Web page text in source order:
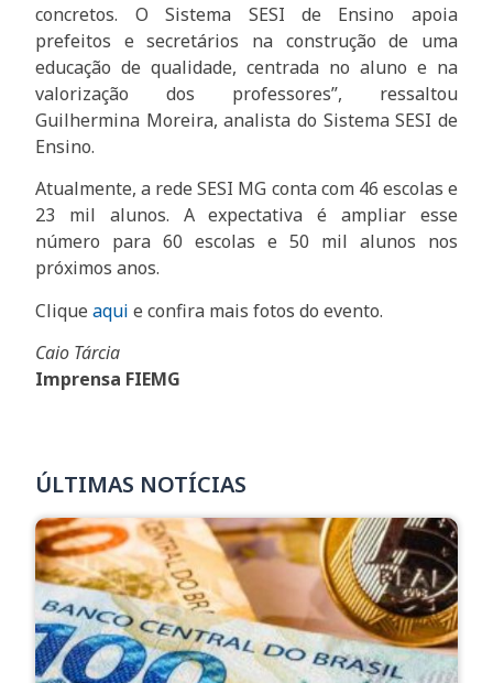
concretos. O Sistema SESI de Ensino apoia
prefeitos e secretários na construção de uma
educação de qualidade, centrada no aluno e na
valorização dos professores”, ressaltou
Guilhermina Moreira, analista do Sistema SESI de
Ensino.
Atualmente, a rede SESI MG conta com 46 escolas e
23 mil alunos. A expectativa é ampliar esse
número para 60 escolas e 50 mil alunos nos
próximos anos.
Cliqueaqui e confira mais fotos do evento.
Caio Tárcia
Imprensa FIEMG
ÚLTIMAS NOTÍCIAS